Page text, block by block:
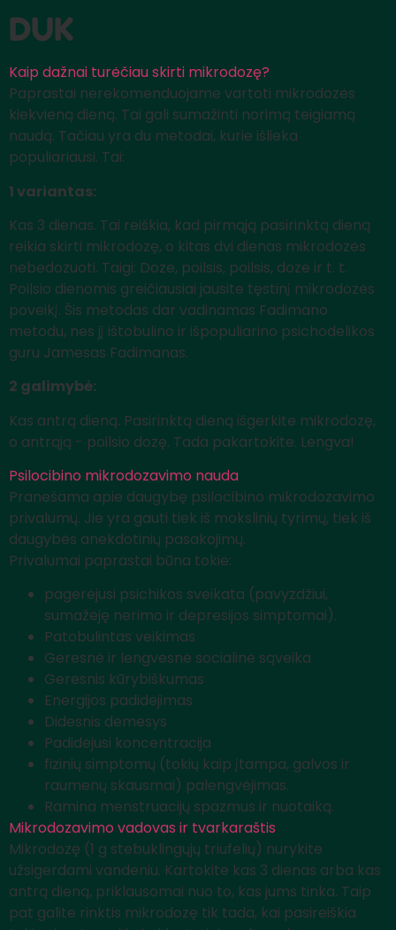
DUK
Kaip dažnai turėčiau skirti mikrodozę?
Paprastai nerekomenduojame vartoti mikrodozės
kiekvieną dieną. Tai gali sumažinti norimą teigiamą
naudą. Tačiau yra du metodai, kurie išlieka
populiariausi. Tai:
1 variantas:
Kas 3 dienas. Tai reiškia, kad pirmąją pasirinktą dieną
reikia skirti mikrodozę, o kitas dvi dienas mikrodozės
nebedozuoti. Taigi: Dozė, poilsis, poilsis, dozė ir t. t.
Poilsio dienomis greičiausiai jausite tęstinį mikrodozės
poveikį. Šis metodas dar vadinamas Fadimano
metodu, nes jį ištobulino ir išpopuliarino psichodelikos
guru Jamesas Fadimanas.
2 galimybė:
Kas antrą dieną. Pasirinktą dieną išgerkite mikrodozę,
o antrąją - poilsio dozę. Tada pakartokite. Lengva!
Psilocibino mikrodozavimo nauda
Pranešama apie daugybę psilocibino mikrodozavimo
privalumų. Jie yra gauti tiek iš mokslinių tyrimų, tiek iš
daugybės anekdotinių pasakojimų.
Privalumai paprastai būna tokie:
pagerėjusi psichikos sveikata (pavyzdžiui,
sumažėję nerimo ir depresijos simptomai).
Patobulintas veikimas
Geresnė ir lengvesnė socialinė sąveika
Geresnis kūrybiškumas
Energijos padidėjimas
Didesnis dėmesys
Padidėjusi koncentracija
fizinių simptomų (tokių kaip įtampa, galvos ir
raumenų skausmai) palengvėjimas.
Ramina menstruacijų spazmus ir nuotaiką.
Mikrodozavimo vadovas ir tvarkaraštis
Mikrodozę (1 g stebuklingųjų triufelių) nurykite
užsigerdami vandeniu. Kartokite kas 3 dienas arba kas
antrą dieną, priklausomai nuo to, kas jums tinka. Taip
pat galite rinktis mikrodozę tik tada, kai pasireiškia